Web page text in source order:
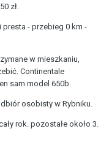
zł.
presta - przebieg 0 km -
w mieszkaniu,
Continentale
sam model 650b.
osobisty w Rybniku.
rok. pozostałe około 3.